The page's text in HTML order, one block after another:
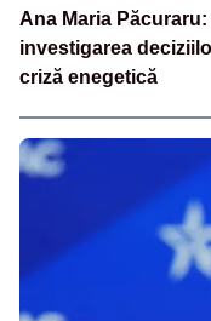
Ana Maria
investigarea
criză enegetică